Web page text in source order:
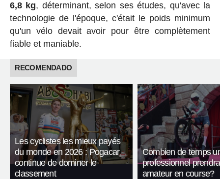
6,8 kg, déterminant, selon ses études, qu'avec la
technologie de l'époque, c'était le poids minimum
qu'un vélo devait avoir pour être complètement
fiable et maniable.
RECOMENDADO
Les cyclistes les mieux payés
du monde en 2026 : Pogacar
continue de dominer le
classement
Combien de temps
professionnel
amateur en course?